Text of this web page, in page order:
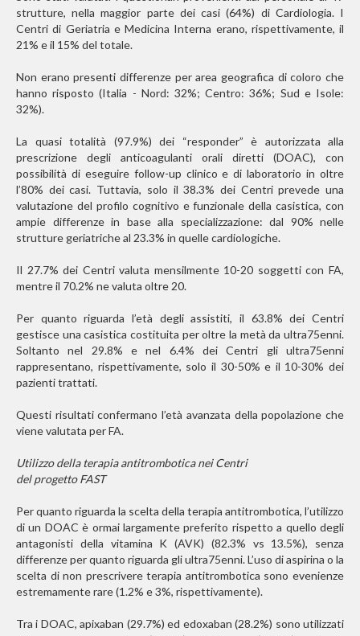
strutture, nella maggior parte dei casi (64%) di Cardiologia. I
Centri di Geriatria e Medicina Interna erano, rispettivamente, il
21% e il 15% del totale.
Non erano presenti differenze per area geografica di coloro che
hanno risposto (Italia - Nord: 32%; Centro: 36%; Sud e Isole:
32%).
La quasi totalità (97.9%) dei “responder” è autorizzata alla
prescrizione degli anticoagulanti orali diretti (DOAC), con
possibilità di eseguire follow-up clinico e di laboratorio in oltre
l’80% dei casi. Tuttavia, solo il 38.3% dei Centri prevede una
valutazione del profilo cognitivo e funzionale della casistica, con
ampie differenze in base alla specializzazione: dal 90% nelle
strutture geriatriche al 23.3% in quelle cardiologiche.
Il 27.7% dei Centri valuta mensilmente 10-20 soggetti con FA,
mentre il 70.2% ne valuta oltre 20.
Per quanto riguarda l’età degli assistiti, il 63.8% dei Centri
gestisce una casistica costituita per oltre la metà da ultra75enni.
Soltanto nel 29.8% e nel 6.4% dei Centri gli ultra75enni
rappresentano, rispettivamente, solo il 30-50% e il 10-30% dei
pazienti trattati.
Questi risultati confermano l’età avanzata della popolazione che
viene valutata per FA.
Utilizzo della terapia antitrombotica nei Centri
del progetto FAST
Per quanto riguarda la scelta della terapia antitrombotica, l’utilizzo
di un DOAC è ormai largamente preferito rispetto a quello degli
antagonisti della vitamina K (AVK) (82.3% vs 13.5%), senza
differenze per quanto riguarda gli ultra75enni. L’uso di aspirina o la
scelta di non prescrivere terapia antitrombotica sono evenienze
estremamente rare (1.2% e 3%, rispettivamente).
Tra i DOAC, apixaban (29.7%) ed edoxaban (28.2%) sono utilizzati